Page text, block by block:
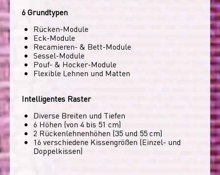
6 Grundtypen
Rücken-Module
Eck-Module
Recamieren- & Bett-Module
Sessel-Module
Pouf- & Hocker-Module
Flexible Lehnen und Matten
Intelligentes Raster
Diverse Breiten und Tiefen
6 Höhen (von 4 bis 51 cm)
2 Rückenlehnenhöhen (35 und 55 cm)
16 verschiedene Kissengrößen (Einzel- und
Doppelkissen)